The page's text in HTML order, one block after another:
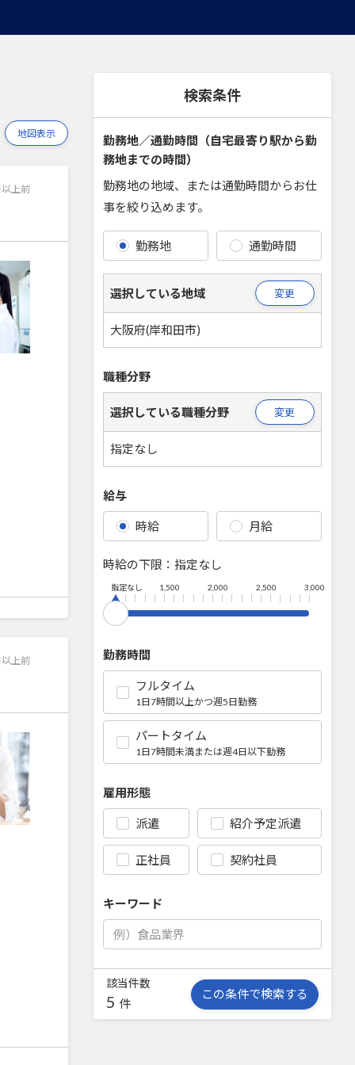
地図表示
上前
上前
検索条件
勤務地／通勤時間（自宅最寄り駅から勤
務地までの時間）
勤務地の地域、または通勤時間からお仕
事を絞り込めます。
勤務地 通勤時間
選択している地域 変更
大阪府(岸和田市)
職種分野
選択している職種分野 変更
指定なし
給与
時給 月給
時給の下限： 指定なし
指定なし 1,500 2,000 2,500 3,000
勤務時間
フルタイム
1日7時間以上かつ週5日勤務
パートタイム
1日7時間未満または週4日以下勤務
雇用形態
派遣 紹介予定派遣
正社員 契約社員
キーワード
該当件数
5 件
この条件で検索する